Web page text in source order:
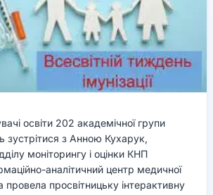
освіти 202 академічної групи
зустрітися з Анною Кухарук,
моніторингу і оцінки КНП
аналітичний центр медичної
провела просвітницьку інтерактивну